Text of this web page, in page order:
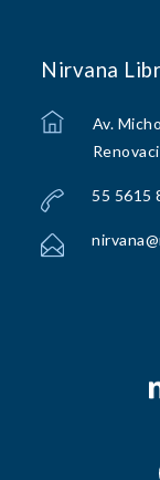
Nirvana
Av.
55 5615